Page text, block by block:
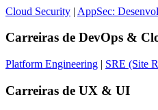
Cloud Security | AppSec:
Carreiras de DevOps &
Platform Engineering | SRE (Site
Carreiras de UX & UI